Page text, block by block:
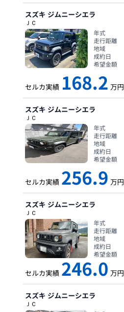
スズキ ジムニーシエラ
ＪＣ
年式
走行距離
地域
成約日
希望金額
セルカ実績 168.2 万円
スズキ ジムニーシエラ
ＪＣ
年式
走行距離
地域
成約日
希望金額
セルカ実績 256.9 万円
スズキ ジムニーシエラ
ＪＣ
年式
走行距離
地域
成約日
希望金額
セルカ実績 246.0 万円
スズキ ジムニーシエラ
ＪＣ